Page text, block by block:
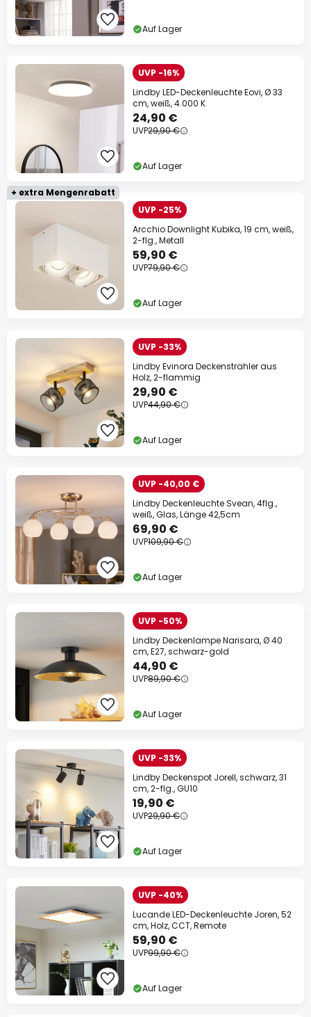
Auf Lager
UVP -16%
Lindby LED-Deckenleuchte Eovi, Ø 33
cm, weiß, 4.000 K
24,90 €
UVP29,90 €
Auf Lager
+ extra Mengenrabatt
UVP -25%
Arcchio Downlight Kubika, 19 cm, weiß,
2-flg., Metall
59,90 €
UVP79,90 €
Auf Lager
UVP -33%
Lindby Evinora Deckenstrahler aus
Holz, 2-flammig
29,90 €
UVP44,90 €
Auf Lager
UVP -40,00 €
Lindby Deckenleuchte Svean, 4flg.,
weiß, Glas, Länge 42,5cm
69,90 €
UVP109,90 €
Auf Lager
UVP -50%
Lindby Deckenlampe Narisara, Ø 40
cm, E27, schwarz-gold
44,90 €
UVP89,90 €
Auf Lager
UVP -33%
Lindby Deckenspot Jorell, schwarz, 31
cm, 2-flg., GU10
19,90 €
UVP29,90 €
Auf Lager
UVP -40%
Lucande LED-Deckenleuchte Joren, 52
cm, Holz, CCT, Remote
59,90 €
UVP99,90 €
Auf Lager